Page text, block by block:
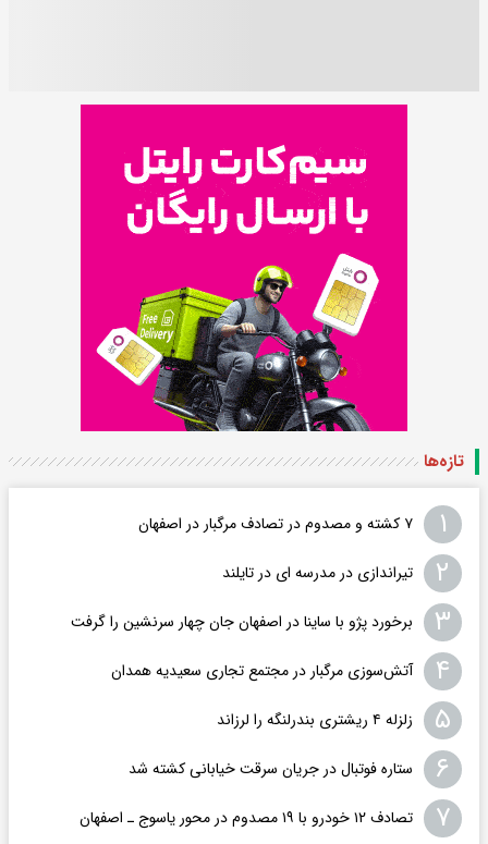
تازه‌ها
۱ ۷ کشته و مصدوم در تصادف مرگبار در اصفهان
۲ تیراندازی در مدرسه ای در تایلند
۳ برخورد پژو با ساینا در اصفهان جان چهار سرنشین را گرفت
۴ آتش‌سوزی مرگبار در مجتمع تجاری سعیدیه همدان
۵ زلزله ۴ ریشتری بندرلنگه را لرزاند
۶ ستاره فوتبال در جریان سرقت خیابانی کشته شد
۷ تصادف ۱۲ خودرو با ۱۹ مصدوم در محور یاسوج ـ اصفهان